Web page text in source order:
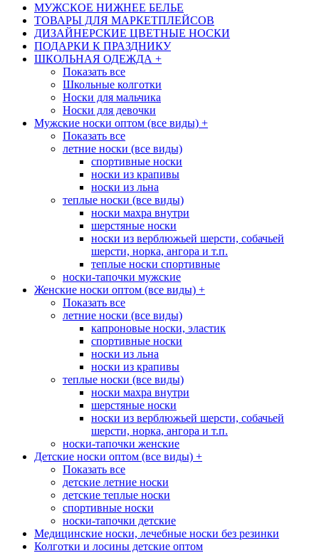
МУЖСКОЕ НИЖНЕЕ БЕЛЬЕ
ТОВАРЫ ДЛЯ МАРКЕТПЛЕЙСОВ
ДИЗАЙНЕРСКИЕ ЦВЕТНЫЕ НОСКИ
ПОДАРКИ К ПРАЗДНИКУ
ШКОЛЬНАЯ ОДЕЖДА +
Показать все
Школьные колготки
Носки для мальчика
Носки для девочки
Мужские носки оптом (все виды) +
Показать все
летние носки (все виды)
спортивные носки
носки из крапивы
носки из льна
теплые носки (все виды)
носки махра внутри
шерстяные носки
носки из верблюжьей шерсти, собачьей
шерсти, норка, ангора и т.п.
теплые носки спортивные
носки-тапочки мужские
Женские носки оптом (все виды) +
Показать все
летние носки (все виды)
капроновые носки, эластик
спортивные носки
носки из льна
носки из крапивы
теплые носки (все виды)
носки махра внутри
шерстяные носки
носки из верблюжьей шерсти, собачьей
шерсти, норка, ангора и т.п.
носки-тапочки женские
Детские носки оптом (все виды) +
Показать все
детские летние носки
детские теплые носки
спортивные носки
носки-тапочки детские
Медицинские носки, лечебные носки без резинки
Колготки и лосины детские оптом